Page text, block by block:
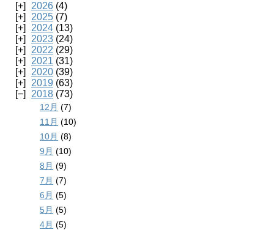
2026 (4)
2025 (7)
2024 (13)
2023 (24)
2022 (29)
2021 (31)
2020 (39)
2019 (63)
2018 (73)
12月 (7)
11月 (10)
10月 (8)
9月 (10)
8月 (9)
7月 (7)
6月 (5)
5月 (5)
4月 (5)